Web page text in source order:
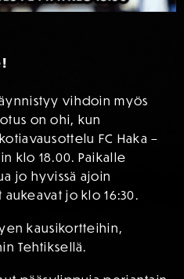
vihdoin myös
on ohi, kun
FC Haka –
klo 18.00. Paikalle
jo hyvissä ajoin
jo klo 16:30.
kausikortteihin,
Tehtiksellä.